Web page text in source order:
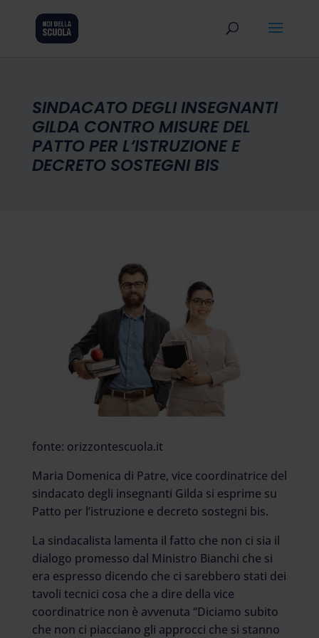
SINDACATO DEGLI INSEGNANTI
GILDA CONTRO MISURE DEL
PATTO PER L’ISTRUZIONE E
DECRETO SOSTEGNI BIS
fonte: orizzontescuola.it
Maria Domenica di Patre, vice coordinatrice del
sindacato degli insegnanti Gilda si esprime su
Patto per l’istruzione e decreto sostegni bis.
La sindacalista lamenta il fatto che non ci sia il
dialogo promesso dal Ministro Bianchi che si
era espresso dicendo che ci sarebbero stati dei
tavoli tecnici cosa che a dire della vice
coordinatrice non è avvenuta “Diciamo subito
che non ci piacciano gli approcci che si stanno